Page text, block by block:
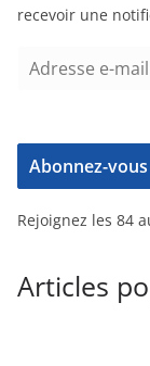
recevoir une
Abonnez-vous
Rejoignez les 84
Articles